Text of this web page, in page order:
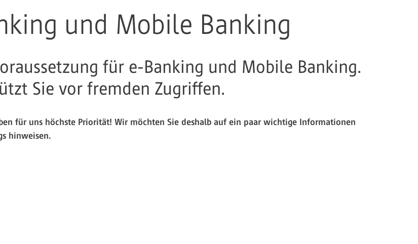
und Mobile Banking
für e-Banking und Mobile Banking.
Sie vor fremden Zugriffen.
für uns höchste Priorität! Wir möchten Sie deshalb auf ein paar wichtige Informationen
hinweisen.